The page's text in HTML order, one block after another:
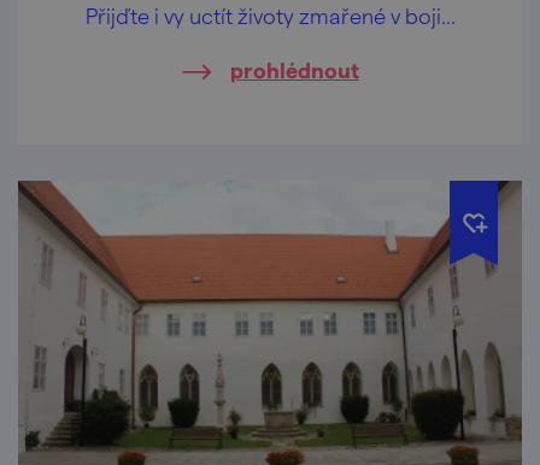
Přijďte i vy uctít životy zmařené v boji...
prohlédnout